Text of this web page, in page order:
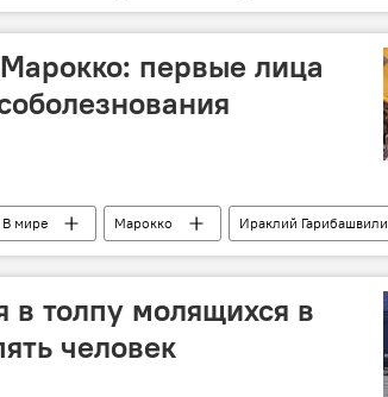
симфонический оркестр
первые лица
В мире Марокко Ираклий Гарибашвили
в толпу молящихся в
человек